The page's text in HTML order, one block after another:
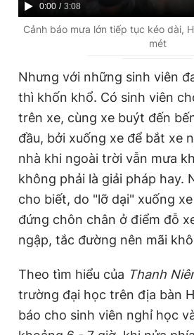
C
u
m
e
0:00 / D
u
o
3:08
Cảnh báo mưa lớn tiếp tục kéo dài,
mét
Nhưng với những sinh viên
thì khốn khổ. Có sinh viên
trên xe, cùng xe buýt đến
đầu, bởi xuống xe để bắt xe
nhà khi ngoài trời vẫn mưa
không phải là giải pháp hay.
cho biết, do "lỡ dại" xuống
đứng chôn chân ở điểm đỗ
ngập, tắc đường nên mãi
Theo tìm hiểu của Thanh
trường đại học trên địa bàn
báo cho sinh viên nghỉ học